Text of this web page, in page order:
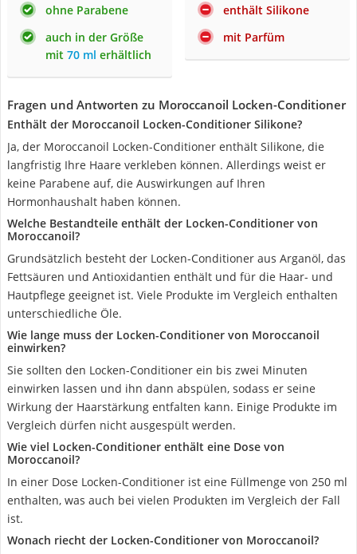
ohne Parabene
auch in der Größe
mit 70 ml erhältlich
enthält Silikone
mit Parfüm
Fragen und Antworten zu Moroccanoil Locken-Conditioner
Enthält der Moroccanoil Locken-Conditioner Silikone?
Ja, der Moroccanoil Locken-Conditioner enthält Silikone, die
langfristig Ihre Haare verkleben können. Allerdings weist er
keine Parabene auf, die Auswirkungen auf Ihren
Hormonhaushalt haben können.
Welche Bestandteile enthält der Locken-Conditioner von
Moroccanoil?
Grundsätzlich besteht der Locken-Conditioner aus Arganöl, das
Fettsäuren und Antioxidantien enthält und für die Haar- und
Hautpflege geeignet ist. Viele Produkte im Vergleich enthalten
unterschiedliche Öle.
Wie lange muss der Locken-Conditioner von Moroccanoil
einwirken?
Sie sollten den Locken-Conditioner ein bis zwei Minuten
einwirken lassen und ihn dann abspülen, sodass er seine
Wirkung der Haarstärkung entfalten kann. Einige Produkte im
Vergleich dürfen nicht ausgespült werden.
Wie viel Locken-Conditioner enthält eine Dose von
Moroccanoil?
In einer Dose Locken-Conditioner ist eine Füllmenge von 250 ml
enthalten, was auch bei vielen Produkten im Vergleich der Fall
ist.
Wonach riecht der Locken-Conditioner von Moroccanoil?